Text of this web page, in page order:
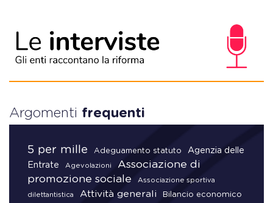
Argomenti frequenti
5 per mille Adeguamento statuto
Agenzia delle
Entrate
Agevolazioni
Associazione di
promozione sociale
Associazione sportiva
dilettantistica Attività generali Bilancio economico